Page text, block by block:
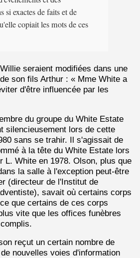
si exactes de faits et de
copiait les mots de ces
seraient modifiées dans une
son fils Arthur : « Mme White a
d'être influencée par les
du groupe du White Estate
silencieusement lors de cette
sans se trahir. Il s'agissait de
à la tête du White Estate lors
L. White en 1978. Olson, plus que
la salle à l'exception peut-être
(directeur de l'Institut de
savait où certains corps
que certains de ces corps
vite que les offices funèbres
reçut un certain nombre de
nouvelles voies d'information